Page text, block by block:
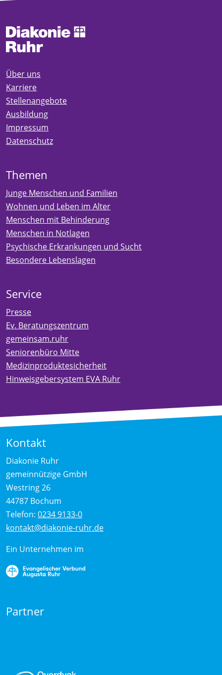
Über uns
Karriere
Stellenangebote
Ausbildung
Impressum
Datenschutz
Themen
Junge Menschen und Familien
Wohnen und Leben im Alter
Menschen mit Behinderung
Menschen in Notlagen
Psychische Erkrankungen und Sucht
Besondere Lebenslagen
Service
Presse
Ev. Beratungszentrum
gemeinsam.ruhr
Seniorenbüro Mitte
Medizinproduktesicherheit
Hinweisgebersystem EVA Ruhr
Kontakt
Diakonie Ruhr
gemeinnützige GmbH
Westring 26
44787 Bochum
Telefon: 0234 9133-0
kontakt@diakonie-ruhr.de
Ein Unternehmen im
Partner